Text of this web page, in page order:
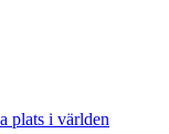
plats i världen